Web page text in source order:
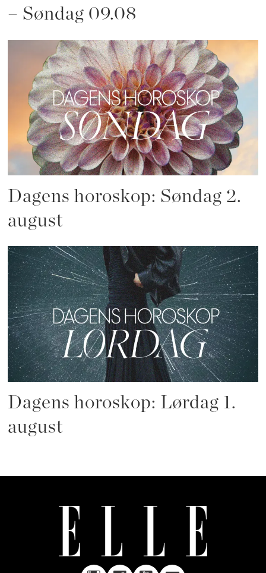
– Søndag 09.08
Dagens horoskop: Søndag 2.
august
Dagens horoskop: Lørdag 1.
august